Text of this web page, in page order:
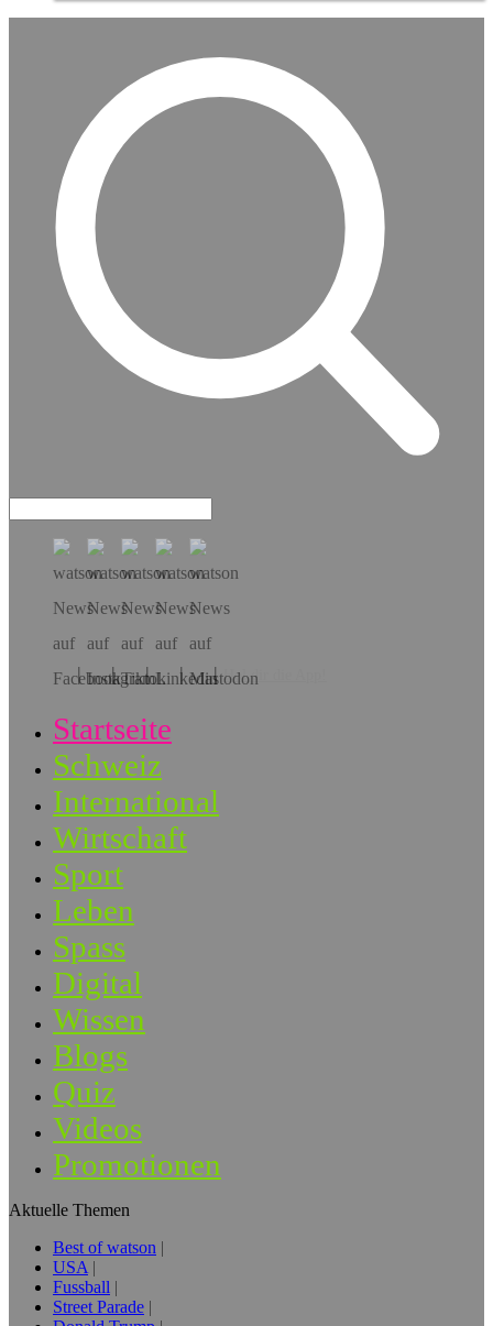
Hol dir die App!
Startseite
Schweiz
International
Wirtschaft
Sport
Leben
Spass
Digital
Wissen
Blogs
Quiz
Videos
Promotionen
Aktuelle Themen
Best of watson
USA
Fussball
Street Parade